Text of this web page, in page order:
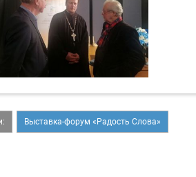
Выставка-форум «Радость Слова»